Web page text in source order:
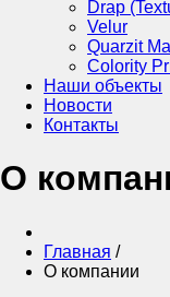
Drap
Velur
Quarzit
Colority
Наши объекты
Новости
Контакты
О
Главная /
О компании